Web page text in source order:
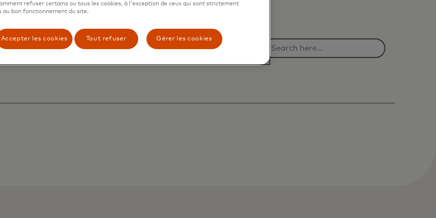
refuser certains ou tous les cookies, à l'exception de ceux qui sont strictement
au bon fonctionnement du site.
Accepter les cookies Tout refuser Gérer les cookies